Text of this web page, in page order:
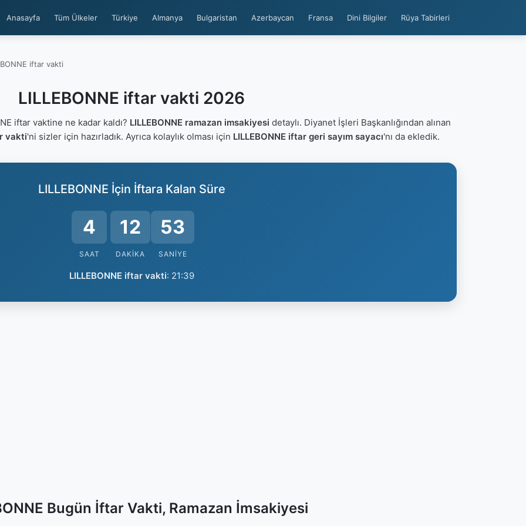
Anasayfa Tüm Ülkeler Türkiye Almanya Bulgaristan Azerbaycan Fransa Dini Bilgiler Rüya Tabirleri
iftar vakti
LILLEBONNE iftar vakti 2026
iftar vaktine ne kadar kaldı? LILLEBONNE ramazan imsakiyesi detaylı. Diyanet İşleri Başkanlığından alınan
vakti'ni sizler için hazırladık. Ayrıca kolaylık olması için LILLEBONNE iftar geri sayım sayacı'nı da ekledik.
LILLEBONNE İçin İftara Kalan Süre
4
SAAT
12
DAKIKA
52
SANIYE
LILLEBONNE iftar vakti: 21:39
Bugün İftar Vakti, Ramazan İmsakiyesi